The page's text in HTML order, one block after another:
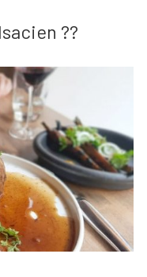
??